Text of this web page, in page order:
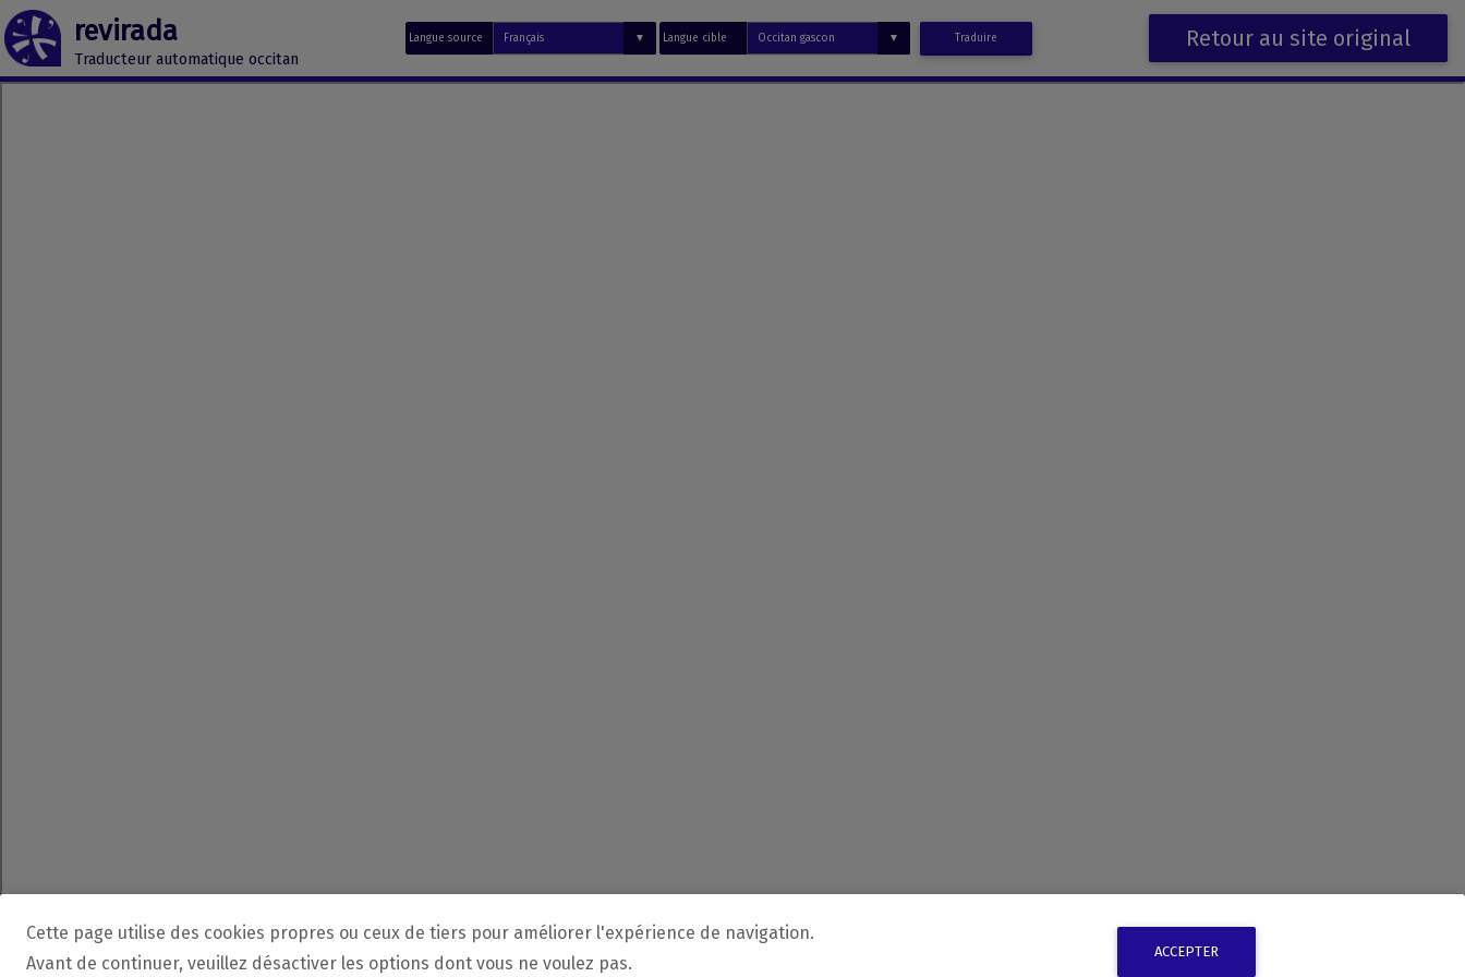
revirada
Traducteur automatique occitan
Langue source Langue cible Traduire Retour au site original
Cette page utilise des cookies propres ou ceux de tiers pour améliorer l'expérience de navigation.
Avant de continuer, veuillez désactiver les options dont vous ne voulez pas.
ACCEPTER